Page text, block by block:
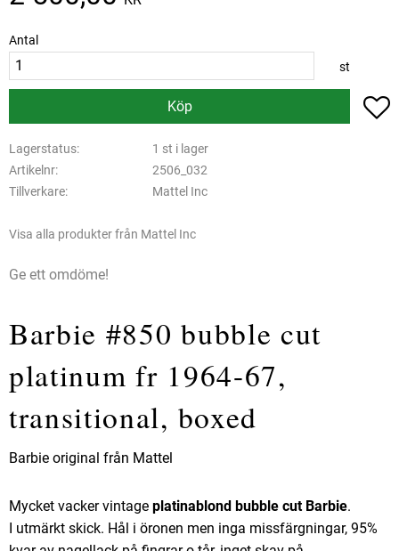
Antal
st
Köp
Lagerstatus
1 st i lager
Artikelnr
2506_032
Tillverkare
Mattel Inc
Visa alla produkter från Mattel Inc
Ge ett omdöme!
Barbie #850 bubble cut
platinum fr 1964-67,
transitional, boxed
Barbie original från Mattel
Mycket vacker vintage platinablond bubble cut Barbie.
I utmärkt skick. Hål i öronen men inga missfärgningar, 95%